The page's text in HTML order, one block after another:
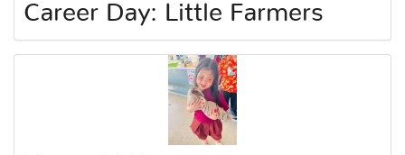
Career Day: Little Farmers